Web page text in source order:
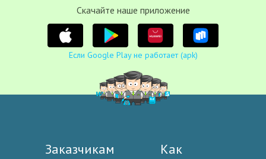
Cкачайте наше приложение
Если Google Play не работает (apk)
Заказчикам
Как